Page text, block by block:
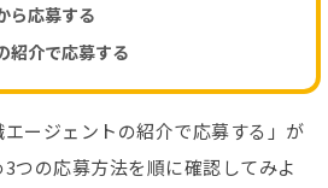
ら応募する
紹介で応募する
ージェントの紹介で応募する」が
つの応募方法を順に確認してみよ